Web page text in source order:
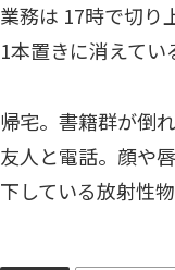
業務は 17時で切り
1本置きに消えてい
帰宅。書籍群が倒
友人と電話。顔や
下している放射性